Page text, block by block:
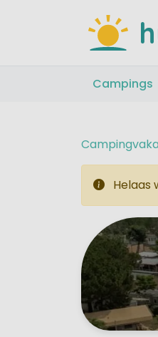
Campings
Helaas